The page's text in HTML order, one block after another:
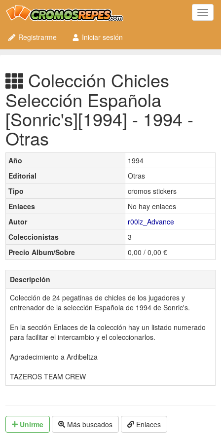
Registrarme
Iniciar sesión
Colección Chicles
Selección Española
[Sonric's][1994] - 1994 -
Otras
Año
1994
Editorial
Otras
Tipo
cromos stickers
Enlaces
No hay enlaces
Autor
r00lz_Advance
Coleccionistas
3
Precio Album/Sobre
0,00 / 0,00 €
Descripción
Colección de 24 pegatinas de chicles de los jugadores y
entrenador de la selección Española de 1994 de Sonric's.
En la sección Enlaces de la colección hay un listado numerado
para facilitar el intercambio y el coleccionarlos.
Agradecimiento a Ardibeltza
TAZEROS TEAM CREW
Unirme Más buscados Enlaces